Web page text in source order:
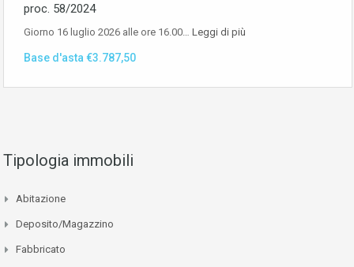
proc. 58/2024
Giorno 16 luglio 2026 alle ore 16.00… Leggi di più
Base d'asta €3.787,50
Tipologia immobili
Abitazione
Deposito/Magazzino
Fabbricato